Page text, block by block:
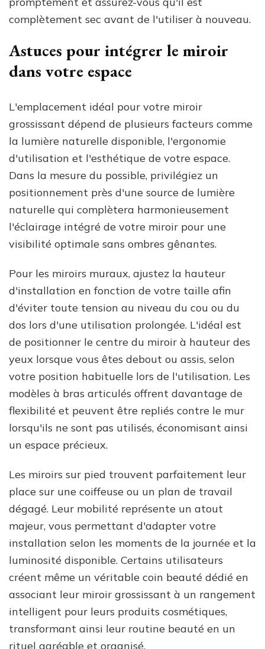
complètement sec avant de l'utiliser à nouveau.
Astuces pour intégrer le miroir
dans votre espace
L'emplacement idéal pour votre miroir
grossissant dépend de plusieurs facteurs comme
la lumière naturelle disponible, l'ergonomie
d'utilisation et l'esthétique de votre espace.
Dans la mesure du possible, privilégiez un
positionnement près d'une source de lumière
naturelle qui complètera harmonieusement
l'éclairage intégré de votre miroir pour une
visibilité optimale sans ombres gênantes.
Pour les miroirs muraux, ajustez la hauteur
d'installation en fonction de votre taille afin
d'éviter toute tension au niveau du cou ou du
dos lors d'une utilisation prolongée. L'idéal est
de positionner le centre du miroir à hauteur des
yeux lorsque vous êtes debout ou assis, selon
votre position habituelle lors de l'utilisation. Les
modèles à bras articulés offrent davantage de
flexibilité et peuvent être repliés contre le mur
lorsqu'ils ne sont pas utilisés, économisant ainsi
un espace précieux.
Les miroirs sur pied trouvent parfaitement leur
place sur une coiffeuse ou un plan de travail
dégagé. Leur mobilité représente un atout
majeur, vous permettant d'adapter votre
installation selon les moments de la journée et la
luminosité disponible. Certains utilisateurs
créent même un véritable coin beauté dédié en
associant leur miroir grossissant à un rangement
intelligent pour leurs produits cosmétiques,
transformant ainsi leur routine beauté en un
rituel agréable et organisé.